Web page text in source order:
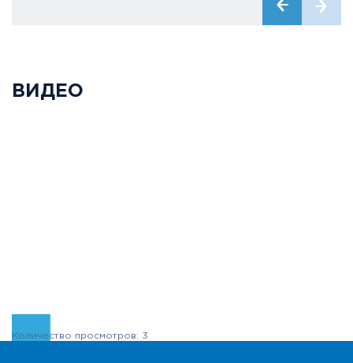
ВИДЕО
Количество просмотров: 3